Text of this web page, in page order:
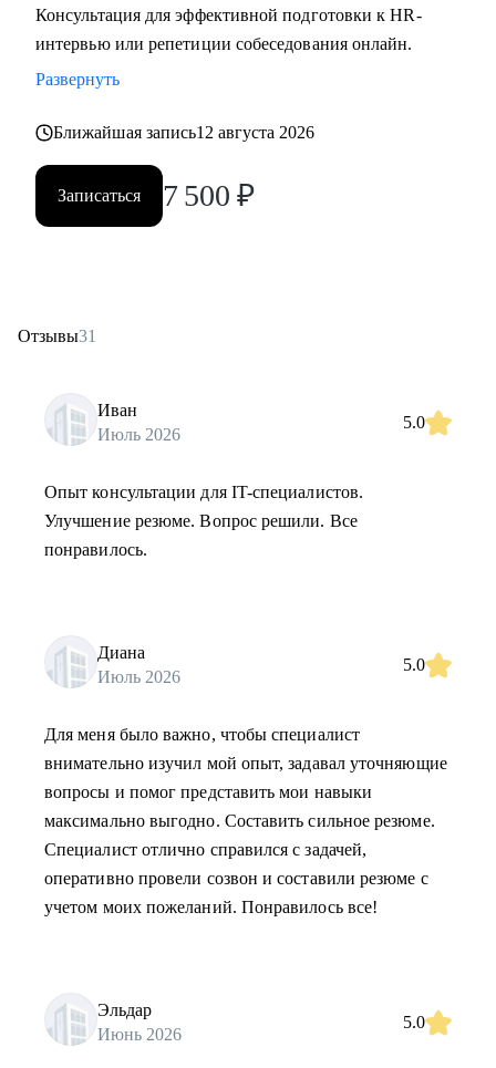
Консультация для эффективной подготовки к HR-
интервью или репетиции собеседования онлайн.
Развернуть
Ближайшая запись12 августа 2026
Записаться 7 500 ₽
Отзывы31
Иван
Июль 2026
5.0
Опыт консультации для IT-специалистов.
Улучшение резюме. Вопрос решили. Все
понравилось.
Диана
Июль 2026
5.0
Для меня было важно, чтобы специалист
внимательно изучил мой опыт, задавал уточняющие
вопросы и помог представить мои навыки
максимально выгодно. Составить сильное резюме.
Специалист отлично справился с задачей,
оперативно провели созвон и составили резюме с
учетом моих пожеланий. Понравилось все!
Эльдар
Июнь 2026
5.0